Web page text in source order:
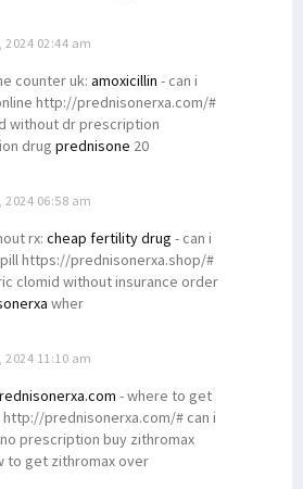
2024 02:44 am
counter uk: amoxicillin - can i
http://prednisonerxa.com/#
without dr prescription
drug prednisone 20
2024 06:58 am
rx: cheap fertility drug - can i
https://prednisonerxa.shop/#
clomid without insurance order
wher
2024 11:10 am
- where to get
prednisonerxa.com/# can i
prescription buy zithromax
to get zithromax over